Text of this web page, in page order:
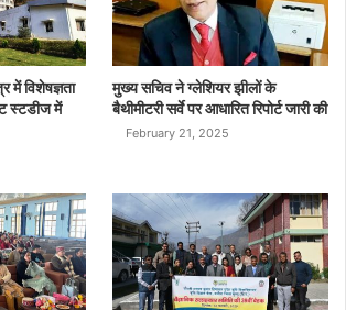
में विशेषज्ञता
स्टडीज में
मुख्य सचिव ने ग्लेशियर झीलों के
बैथीमीटरी सर्वे पर आधारित रिपोर्ट जारी की
February 21, 2025